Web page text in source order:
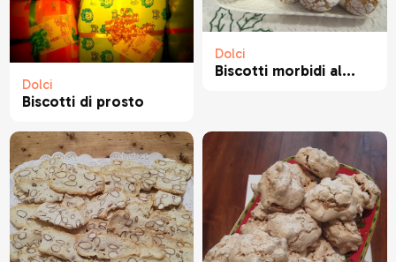
Dolci
Biscotti di prosto
Dolci
Biscotti morbidi al...